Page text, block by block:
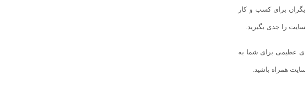
برای کسب و کار
را جدی بگیرید.
عظیمی برای شما به
همراه باشید.